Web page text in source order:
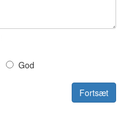
God
Fortsæt